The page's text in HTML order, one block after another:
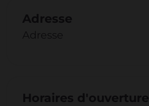
Adresse
Adresse
Horaires d'ouverture